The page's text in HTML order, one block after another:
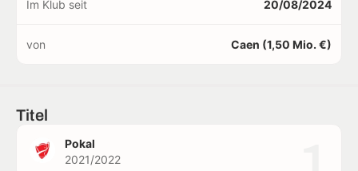
Im Klub seit 20/08/2024
von Caen (1,50 Mio. €)
Titel
Pokal
2021/2022